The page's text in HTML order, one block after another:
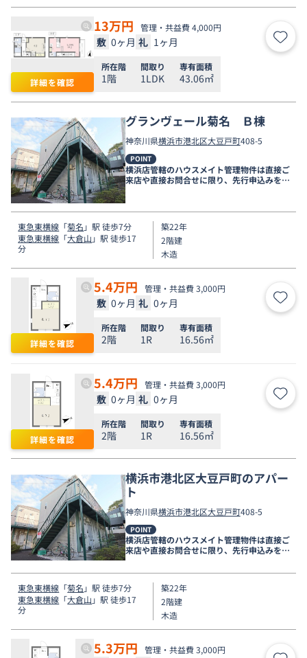
詳細を確認
13万円 管理・共益費 4,000円
敷 0ヶ月 礼 1ヶ月 お気
所在階
1階
間取り
1LDK
専有面積
43.06㎡
グランヴェール菊名 Ｂ棟
神奈川県横浜市港北区大豆戸町408-5
POINT
横浜店管轄のハウスメイト管理物件は直接ご
来店や直接お問合せに限り、先行申込みを受
け付けております！
東急東横線 「菊名 」駅 徒歩7分
東急東横線 「大倉山 」駅 徒歩17
分
築22年
2階建
木造
詳細を確認
5.4万円 管理・共益費 3,000円
敷 0ヶ月 礼 0ヶ月 お気
所在階
2階
間取り
1R
専有面積
16.56㎡
詳細を確認
5.4万円 管理・共益費 3,000円
敷 0ヶ月 礼 0ヶ月 お気
所在階
2階
間取り
1R
専有面積
16.56㎡
横浜市港北区大豆戸町のアパー
ト
神奈川県横浜市港北区大豆戸町408-5
POINT
横浜店管轄のハウスメイト管理物件は直接ご
来店や直接お問合せに限り、先行申込みを受
け付けております！
東急東横線 「菊名 」駅 徒歩7分
東急東横線 「大倉山 」駅 徒歩17
分
築22年
2階建
木造
5.3万円 管理・共益費 3,000円